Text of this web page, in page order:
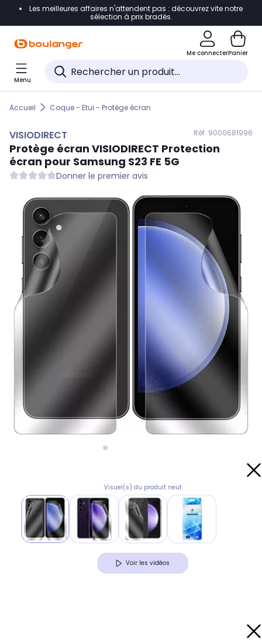
Accéder directement à la navigation
Accéder directement au pied de page
Accéder directement au chatbot
Les meilleures affaires n'attendent pas : découvrez vite notre
sélection à prix bradés.
Me connecterPanier
Menu
Accueil Coque - Etui - Protège écran
VISIODIRECT Réf. 9000681996
Protège écran VISIODIRECT Protection
écran pour Samsung S23 FE 5G
Donner le premier avis
Visuel(s) du produit neuf
Voir les vidéos